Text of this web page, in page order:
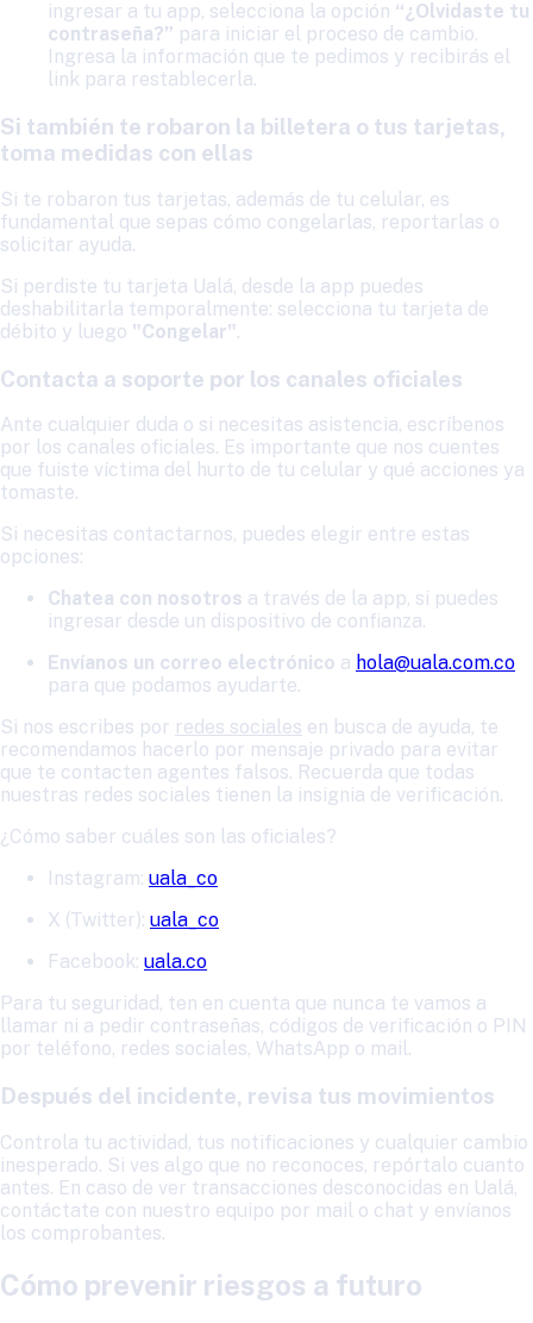
ingresar a tu app, selecciona la opción “¿Olvidaste tu
contraseña?” para iniciar el proceso de cambio.
Ingresa la información que te pedimos y recibirás el
link para restablecerla.
Si también te robaron la billetera o tus tarjetas,
toma medidas con ellas
Si te robaron tus tarjetas, además de tu celular, es
fundamental que sepas cómo congelarlas, reportarlas o
solicitar ayuda.
Si perdiste tu tarjeta Ualá, desde la app puedes
deshabilitarla temporalmente: selecciona tu tarjeta de
débito y luego "Congelar".
Contacta a soporte por los canales oficiales
Ante cualquier duda o si necesitas asistencia, escríbenos
por los canales oficiales. Es importante que nos cuentes
que fuiste víctima del hurto de tu celular y qué acciones ya
tomaste.
Si necesitas contactarnos, puedes elegir entre estas
opciones:
Chatea con nosotros a través de la app, si puedes
ingresar desde un dispositivo de confianza.
Envíanos un correo electrónico a hola@uala.com.co
para que podamos ayudarte.
Si nos escribes por redes sociales en busca de ayuda, te
recomendamos hacerlo por mensaje privado para evitar
que te contacten agentes falsos. Recuerda que todas
nuestras redes sociales tienen la insignia de verificación.
¿Cómo saber cuáles son las oficiales?
Instagram: uala_co
X (Twitter): uala_co
Facebook: uala.co
Para tu seguridad, ten en cuenta que nunca te vamos a
llamar ni a pedir contraseñas, códigos de verificación o PIN
por teléfono, redes sociales, WhatsApp o mail.
Después del incidente, revisa tus movimientos
Controla tu actividad, tus notificaciones y cualquier cambio
inesperado. Si ves algo que no reconoces, repórtalo cuanto
antes. En caso de ver transacciones desconocidas en Ualá,
contáctate con nuestro equipo por mail o chat y envíanos
los comprobantes.
Cómo prevenir riesgos a futuro